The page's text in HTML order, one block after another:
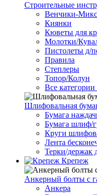
Строительные
Венчики-
Киянки
Кюветы для
Молотки/
Пистолеты д/
Правила
Степлеры
Топор/Колун
Все категории
Шлифовальная
Бумага
Бумага шлиф/
Круги
Лента
Терки/держак
Крепеж
Анкерный болты с
Анкера